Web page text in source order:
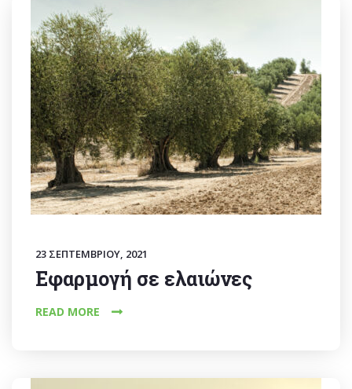
23 ΣΕΠΤΕΜΒΡΊΟΥ, 2021
Εφαρμογή σε ελαιώνες
READ MORE